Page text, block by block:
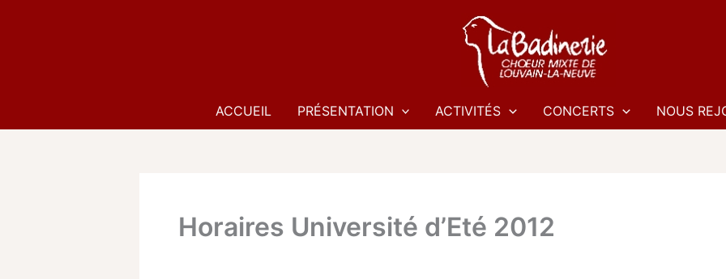
ACCUEIL PRÉSENTATION ACTIVITÉS CONCERTS NOUS
Horaires Université d’Eté 2012